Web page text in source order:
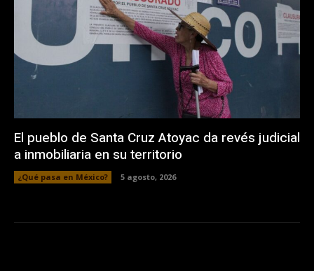
El pueblo de Santa Cruz Atoyac da revés judicial
a inmobiliaria en su territorio
¿Qué pasa en México? 5 agosto, 2026